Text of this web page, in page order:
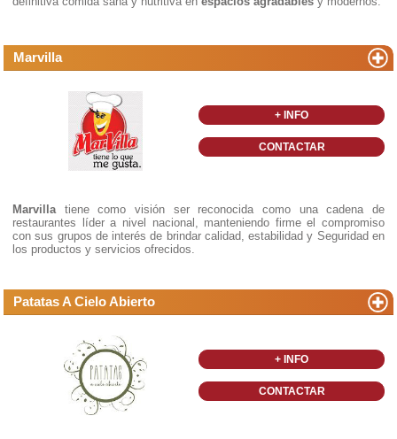
Marvilla
+ INFO
CONTACTAR
Marvilla tiene como visión ser reconocida como una cadena de
restaurantes líder a nivel nacional, manteniendo firme el compromiso
con sus grupos de interés de brindar calidad, estabilidad y Seguridad en
los productos y servicios ofrecidos.
Patatas A Cielo Abierto
+ INFO
CONTACTAR